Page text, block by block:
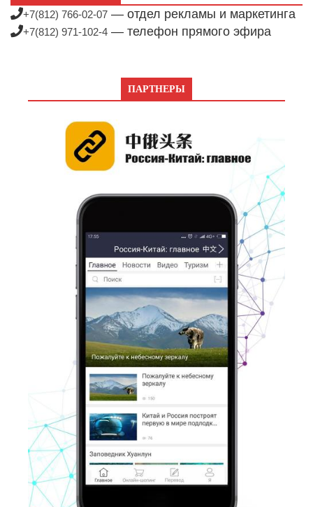
+7(812) 766-02-07 — отдел рекламы и маркетинга
+7(812) 971-102-4 — телефон прямого эфира
ПАРТНЕРЫ